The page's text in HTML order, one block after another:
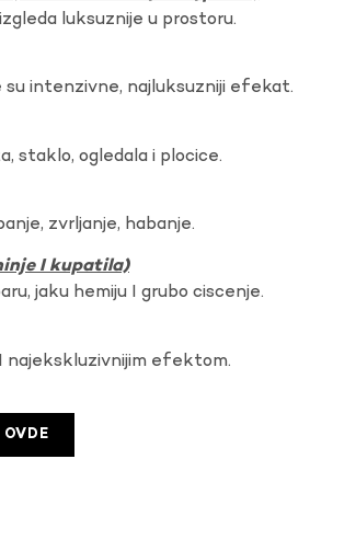
luksuznije u prostoru.
su intenzivne, najluksuzniji efekat.
staklo, ogledala i plocice.
zvrljanje, habanje.
I kupatila)
jaku hemiju I grubo ciscenje.
najekskluzivnijim efektom.